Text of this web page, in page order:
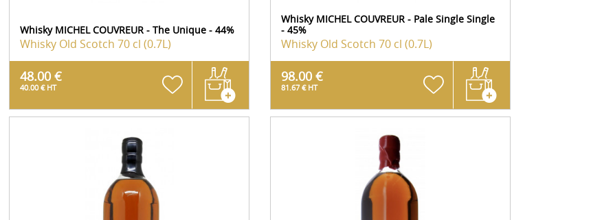
Whisky MICHEL COUVREUR - The Unique - 44%
Whisky Old Scotch 70 cl (0.7L)
48.00 €
40.00 € HT
Whisky MICHEL COUVREUR - Pale Single Single
- 45%
Whisky Old Scotch 70 cl (0.7L)
98.00 €
81.67 € HT